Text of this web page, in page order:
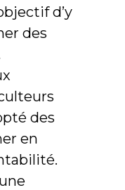
d’y
des
des
en